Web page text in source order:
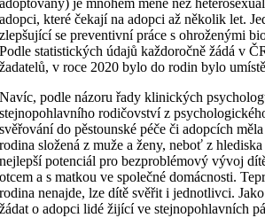
adoptovány) je mnohem méně než
adopci, které čekají na adopci až několik let.
zlepšující se preventivní práce s ohroženými
Podle statistických údajů každoročně žádá v
žadatelů, v roce 2020 bylo do rodin bylo
Navíc, podle názoru řady klinických
stejnopohlavního rodičovství z
svěřování do pěstounské péče či adopcích
rodina složená z muže a ženy, neboť z
nejlepší potenciál pro bezproblémový vývoj
otcem a s matkou ve společné domácnosti.
rodina nenajde, lze dítě svěřit i jednotlivci.
žádat o adopci lidé žijící ve stejnopohlavních